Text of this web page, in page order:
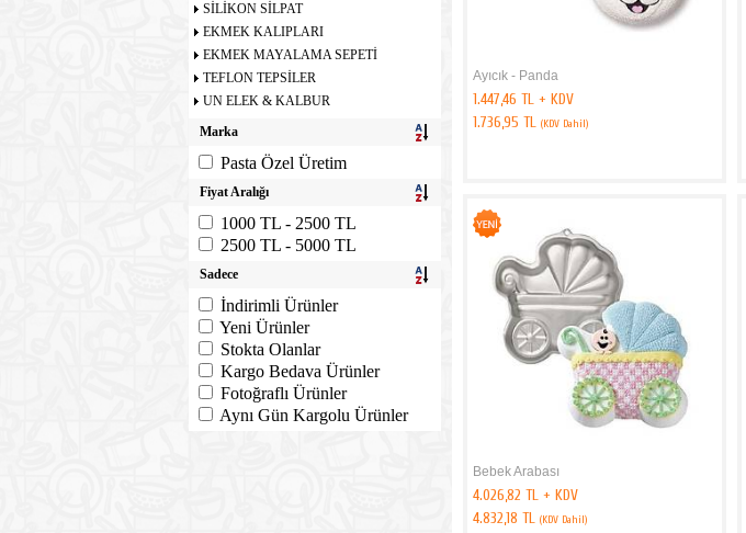
SİLİKON SİLPAT
EKMEK KALIPLARI
EKMEK MAYALAMA SEPETİ
TEFLON TEPSİLER
UN ELEK & KALBUR
Marka
Pasta Özel Üretim
Fiyat Aralığı
1000 TL - 2500 TL
2500 TL - 5000 TL
Sadece
İndirimli Ürünler
Yeni Ürünler
Stokta Olanlar
Kargo Bedava Ürünler
Fotoğraflı Ürünler
Aynı Gün Kargolu Ürünler
Ayıcık - Panda
1.447,46 TL + KDV
1.736,95 TL (KDV Dahil)
Bebek Arabası
4.026,82 TL + KDV
4.832,18 TL (KDV Dahil)